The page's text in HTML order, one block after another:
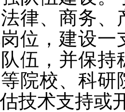
律、商务、
位，建设一
伍，并保持
院校、科
技术支持或